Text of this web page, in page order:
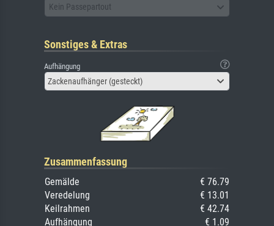
Kein Passepartout
Sonstiges & Extras
Aufhängung
Zackenaufhänger (gesteckt)
Zusammenfassung
Gemälde
€ 76.79
Veredelung
€ 13.01
Keilrahmen
€ 42.74
Aufhängung
€ 1.09